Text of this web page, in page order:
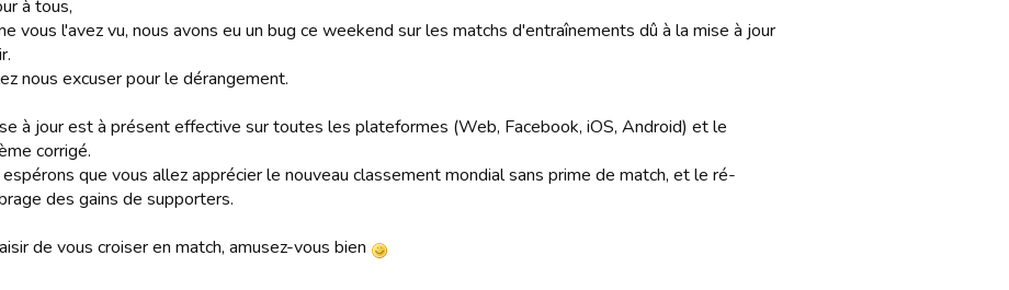
à tous,
vous l'avez vu, nous avons eu un bug ce weekend sur les matchs d'entraînements dû à la mise à jour
nous excuser pour le dérangement.
à jour est à présent effective sur toutes les plateformes (Web, Facebook, iOS, Android) et le
corrigé.
que vous allez apprécier le nouveau classement mondial sans prime de match, et le ré-
des gains de supporters.
de vous croiser en match, amusez-vous bien